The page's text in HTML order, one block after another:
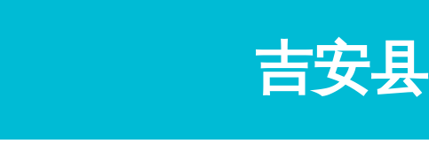
吉安县